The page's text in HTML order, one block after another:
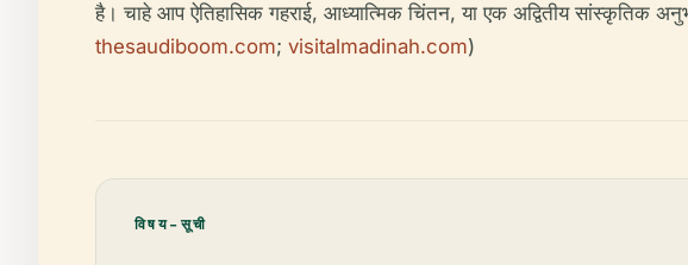
है। चाहे आप ऐतिहासिक गहराई, आध्यात्मिक चिंतन, या एक अद्वितीय सांस्कृतिक
thesaudiboom.com; visitalmadinah.com)
विषय-सूची